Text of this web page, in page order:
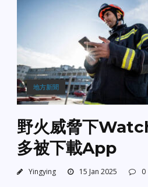
地方新聞
野火威脅下
多被下載App
Yingying 15 Jan 2025 0